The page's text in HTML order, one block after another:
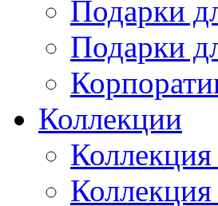
Подарки
Подарки
Коллекции